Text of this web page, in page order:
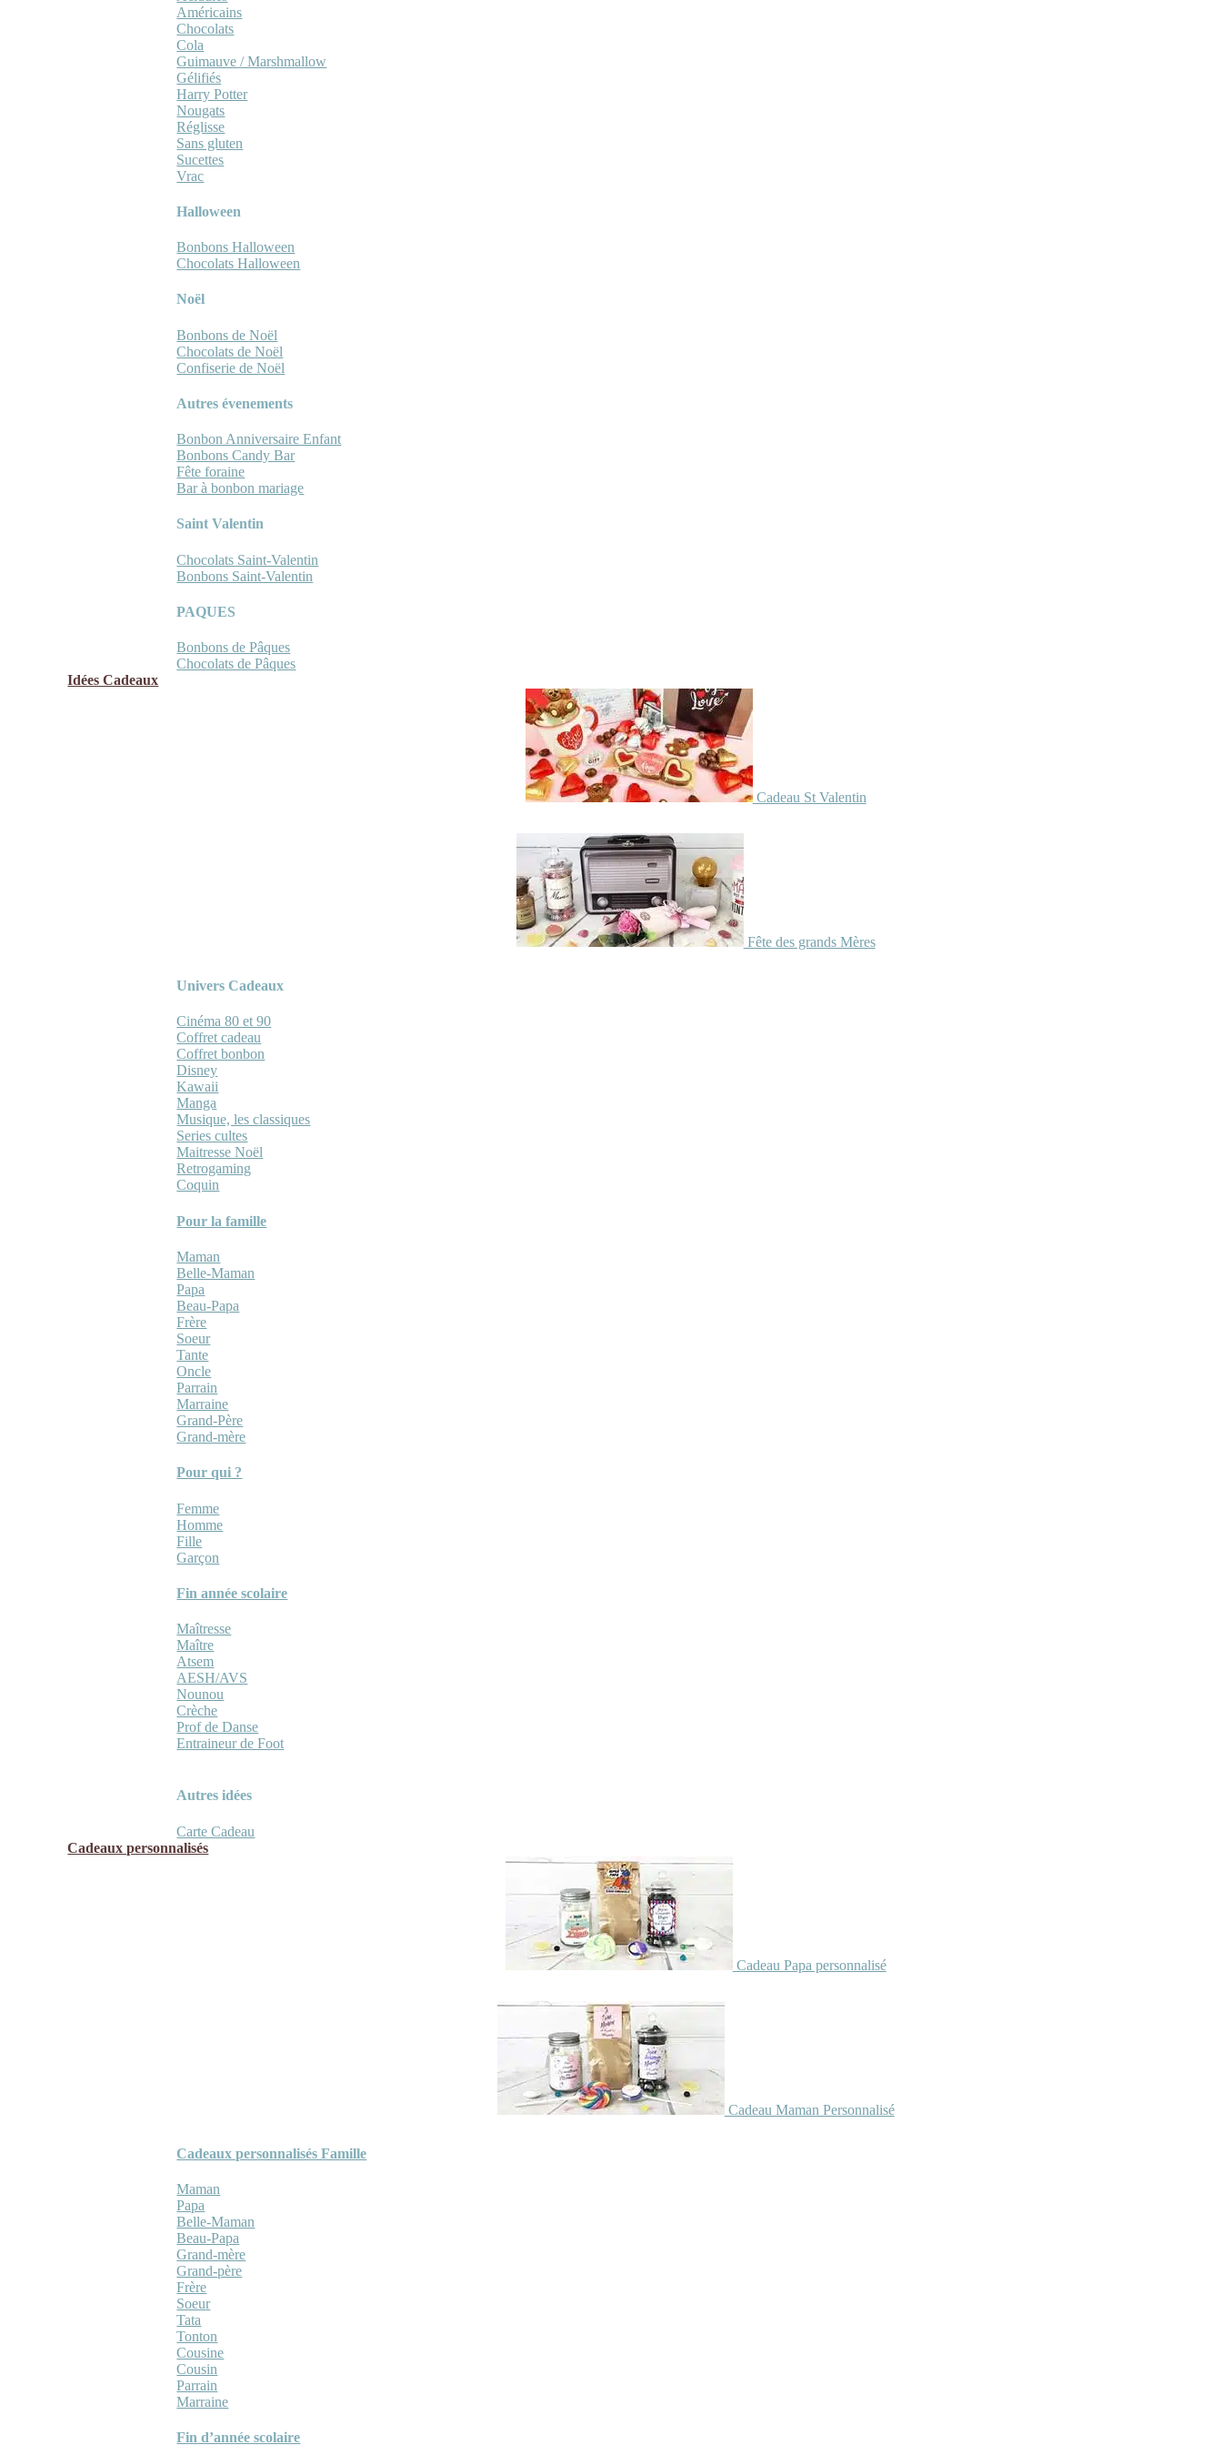
Américains
Chocolats
Cola
Guimauve / Marshmallow
Gélifiés
Harry Potter
Nougats
Réglisse
Sans gluten
Sucettes
Vrac
Halloween
Bonbons Halloween
Chocolats Halloween
Noël
Bonbons de Noël
Chocolats de Noël
Confiserie de Noël
Autres évenements
Bonbon Anniversaire Enfant
Bonbons Candy Bar
Fête foraine
Bar à bonbon mariage
Saint Valentin
Chocolats Saint-Valentin
Bonbons Saint-Valentin
PAQUES
Bonbons de Pâques
Chocolats de Pâques
Idées Cadeaux
Cadeau St Valentin
Fête des grands Mères
Univers Cadeaux
Cinéma 80 et 90
Coffret cadeau
Coffret bonbon
Disney
Kawaii
Manga
Musique, les classiques
Series cultes
Maitresse Noël
Retrogaming
Coquin
Pour la famille
Maman
Belle-Maman
Papa
Beau-Papa
Frère
Soeur
Tante
Oncle
Parrain
Marraine
Grand-Père
Grand-mère
Pour qui ?
Femme
Homme
Fille
Garçon
Fin année scolaire
Maîtresse
Maître
Atsem
AESH/AVS
Nounou
Crèche
Prof de Danse
Entraineur de Foot
Autres idées
Carte Cadeau
Cadeaux personnalisés
Cadeau Papa personnalisé
Cadeau Maman Personnalisé
Cadeaux personnalisés Famille
Maman
Papa
Belle-Maman
Beau-Papa
Grand-mère
Grand-père
Frère
Soeur
Tata
Tonton
Cousine
Cousin
Parrain
Marraine
Fin d’année scolaire